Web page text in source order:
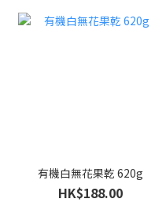
有機白無花果乾 620g
HK$188.00